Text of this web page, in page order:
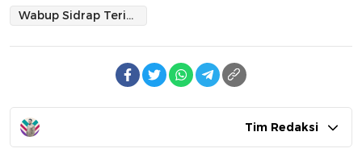
Wabup Sidrap Terima Kunjungan Wawali Parepare Bahas Pembentukan BNNK
Tim Redaksi